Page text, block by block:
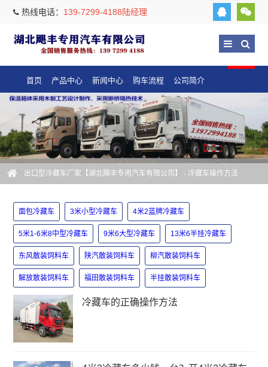
热线电话： 139-7299-4188陆经理
首页 产品中心 新闻中心 购车流程 公司简介
出口型冷藏车厂家【湖北飓丰专用汽车有限公司】 - 冷藏车操作方法
面包冷藏车 3米小型冷藏车 4米2蓝牌冷藏车
5米1-6米8中型冷藏车 9米6大型冷藏车 13米6半挂冷藏车
东风散装饲料车 陕汽散装饲料车 柳汽散装饲料车
解放散装饲料车 福田散装饲料车 半挂散装饲料车
冷藏车的正确操作方法